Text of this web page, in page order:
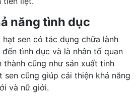
năng tình dục
sen có tác dụng chữa lành
tình dục và là nhân tố quan
cũng như sản xuất tinh
sen cũng giúp cải thiện khả năng
và nữ giới.